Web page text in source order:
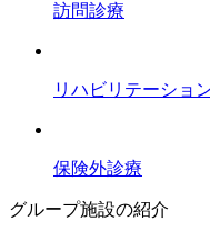
訪問診療
リハビリテーショ
保険外診療
グループ施設の紹介